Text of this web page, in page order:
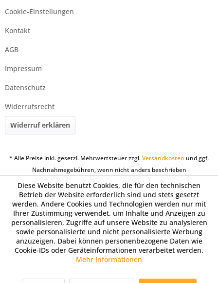
Cookie-Einstellungen
Kontakt
AGB
Impressum
Datenschutz
Widerrufsrecht
Widerruf erklären
* Alle Preise inkl. gesetzl. Mehrwertsteuer zzgl.Versandkosten und ggf.
Nachnahmegebühren, wenn nicht anders beschrieben
Diese Website benutzt Cookies, die für den technischen
Betrieb der Website erforderlich sind und stets gesetzt
werden. Andere Cookies und Technologien werden nur mit
Ihrer Zustimmung verwendet, um Inhalte und Anzeigen zu
personalisieren, Zugriffe auf unsere Website zu analysieren
sowie personalisierte und nicht personalisierte Werbung
anzuzeigen. Dabei können personenbezogene Daten wie
Cookie-IDs oder Geräteinformationen verarbeitet werden.
Mehr Informationen